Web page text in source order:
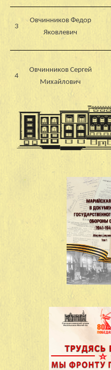
3
Овчинников Федор
Яковлевич
4
Овчинников Сергей
Михайлович
Овчинников Николай
Константинович
Григорьевич
Чесноков Алексей
Михайлович
Пуртов Павел
Тимофеевич
Андреевич
Андреевич